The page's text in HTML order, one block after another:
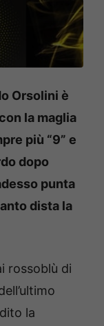
Orsolini è
la maglia
più “9” e
dopo
punta
dista la
rossoblù di
la